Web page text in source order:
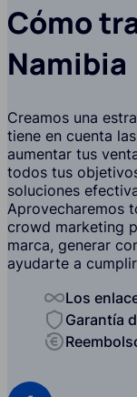
Cómo
Namibia
Creamos una
tiene en cuenta
aumentar tus
todos tus
soluciones
Aprovecharemos
crowd marketing
marca, generar
ayudarte a
Los
Garantía